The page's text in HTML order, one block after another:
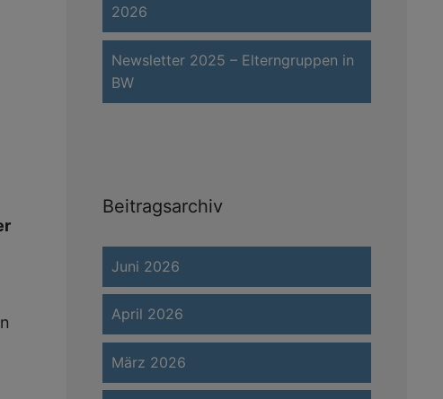
2026
Newsletter 2025 – Elterngruppen in
BW
Beitragsarchiv
Juni 2026
April 2026
März 2026